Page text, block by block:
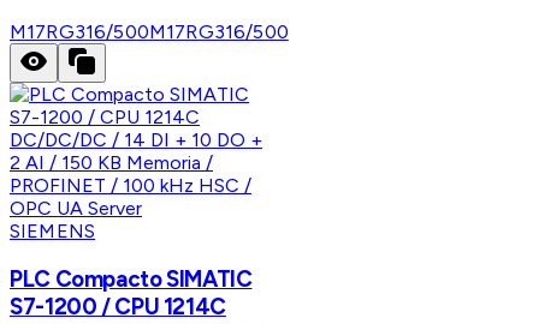
M17RG316/500M17RG316/500
SIEMENS
PLC Compacto SIMATIC
S7-1200 / CPU 1214C